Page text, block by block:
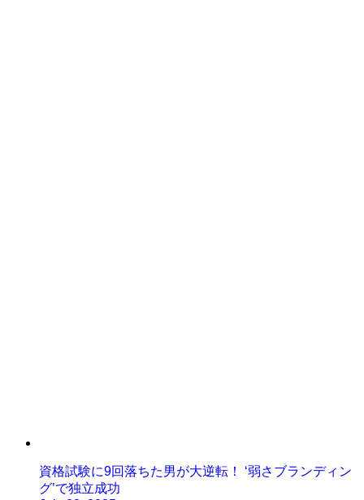
資格試験に9回落ちた男が大逆転！ ‘弱さブランディン
グ’で独立成功